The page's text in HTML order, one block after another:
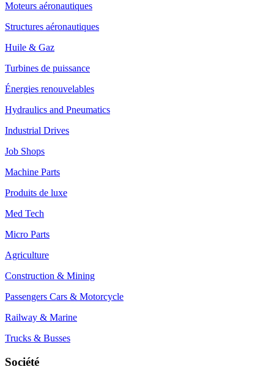
Moteurs aéronautiques
Structures aéronautiques
Huile & Gaz
Turbines de puissance
Énergies renouvelables
Hydraulics and Pneumatics
Industrial Drives
Job Shops
Machine Parts
Produits de luxe
Med Tech
Micro Parts
Agriculture
Construction & Mining
Passengers Cars & Motorcycle
Railway & Marine
Trucks & Busses
Société